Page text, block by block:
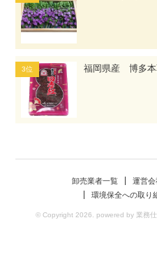
福岡県産 博多本
卸売業者一覧 運営会
環境保全への取り
© Copyright 2026. powered by 業務仕